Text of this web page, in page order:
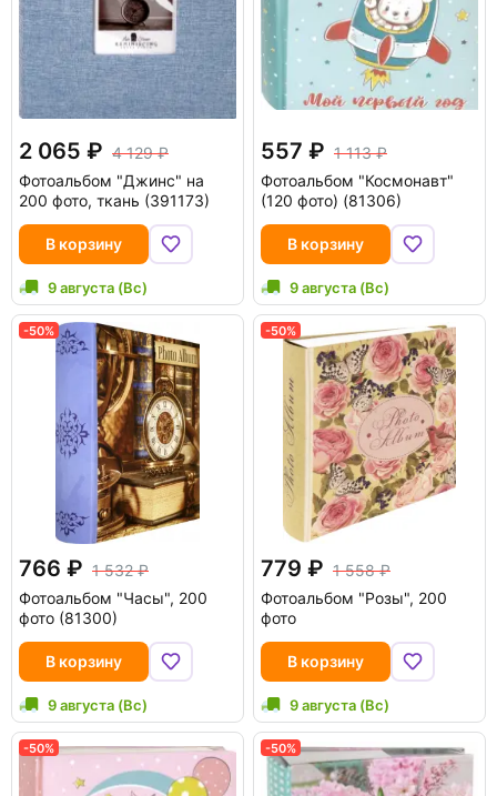
2 065
4 129
Фотоальбом "Джинс" на
200 фото, ткань (391173)
В корзину
9 августа (Вс)
557
1 113
Фотоальбом "Космонавт"
(120 фото) (81306)
В корзину
9 августа (Вс)
-50%
766
1 532
Фотоальбом "Часы", 200
фото (81300)
В корзину
9 августа (Вс)
-50%
779
1 558
Фотоальбом "Розы", 200
фото
В корзину
9 августа (Вс)
-50% -50%